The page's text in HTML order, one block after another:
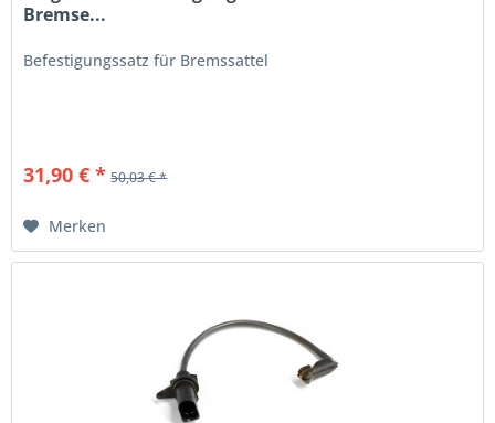
Bremse...
Befestigungssatz für Bremssattel
31,90 € * 50,03 € *
Merken